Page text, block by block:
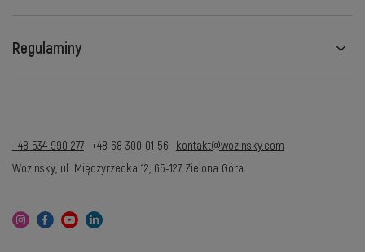
Regulaminy
+48 534 990 277 +48 68 300 01 56 kontakt@wozinsky.com
Wozinsky, ul. Międzyrzecka 12, 65-127 Zielona Góra